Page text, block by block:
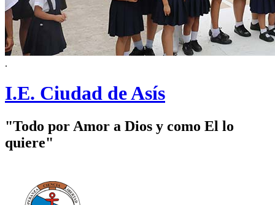
.
I.E. Ciudad de Asís
"Todo por Amor a Dios y como El lo
quiere"